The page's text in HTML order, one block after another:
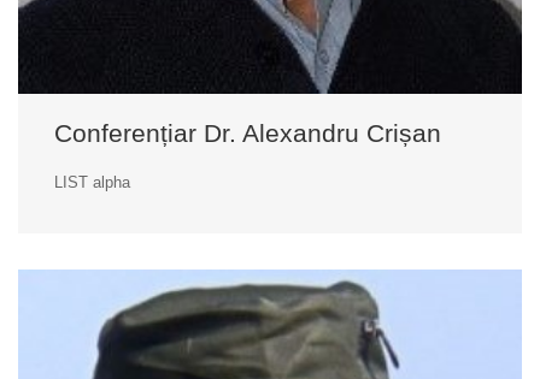
Conferențiar Dr. Alexandru Crișan
LIST alpha